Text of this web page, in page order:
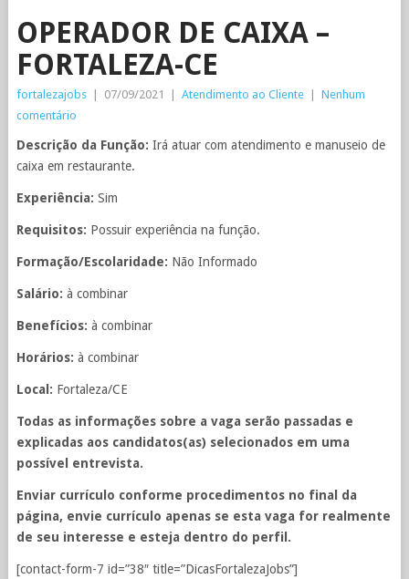
OPERADOR DE CAIXA –
FORTALEZA-CE
fortalezajobs 07/09/2021 Atendimento ao Cliente
Nenhum
comentário
Descrição da Função: Irá atuar com atendimento e manuseio de
caixa em restaurante.
Experiência: Sim
Requisitos: Possuir experiência na função.
Formação/Escolaridade: Não Informado
Salário: à combinar
Benefícios: à combinar
Horários: à combinar
Local: Fortaleza/CE
Todas as informações sobre a vaga serão passadas e
explicadas aos candidatos(as) selecionados em uma
possível entrevista.
Enviar currículo conforme procedimentos no final da
página, envie currículo apenas se esta vaga for realmente
de seu interesse e esteja dentro do perfil.
[contact-form-7 id=”38″ title=”DicasFortalezaJobs”]